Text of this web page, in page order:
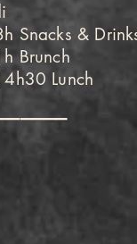
Snacks &
Brunch
Lunch